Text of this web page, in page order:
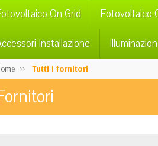
On Grid Fotovoltaico
Installazione
Tutti i fornitori